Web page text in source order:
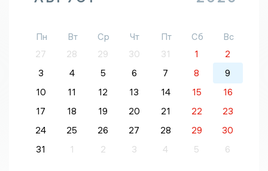
Пн Вт Ср Чт Пт Сб
Вс
27
28 29 30 31 1
2
3
4 5 6 7 8
9
10
11 12 13 14 15
16
17
18 19 20 21 22
23
24
25 26 27 28 29
30
31
1 2 3 4 5 6